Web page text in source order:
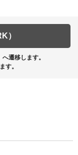
）
遷移します。
す。